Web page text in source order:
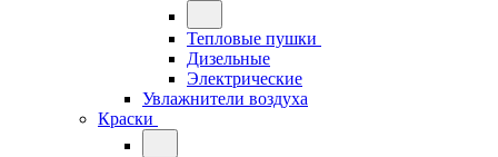
Тепловые пушки
Дизельные
Электрические
Увлажнители воздуха
Краски